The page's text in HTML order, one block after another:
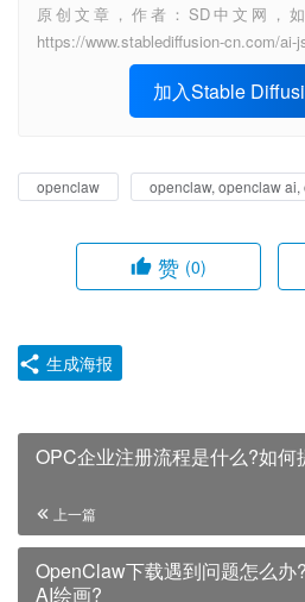
原创文章，作者：SD中文网，
https://www.stablediffusion-cn.com/ai-
加入Stable
openclaw openclaw, openclaw
赞 (0)
生成海报
OPC企业注册流程是什么?如何
上一篇
OpenClaw下载遇到问题怎么办
AI绘画?